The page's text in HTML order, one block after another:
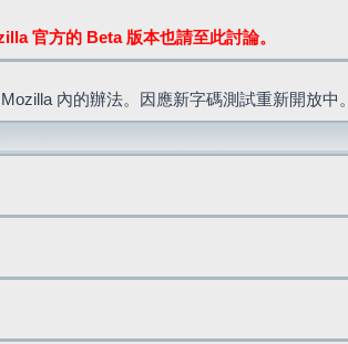
官方的 Beta 版本也請至此討論。
內的辦法。因應新字碼測試重新開放中。